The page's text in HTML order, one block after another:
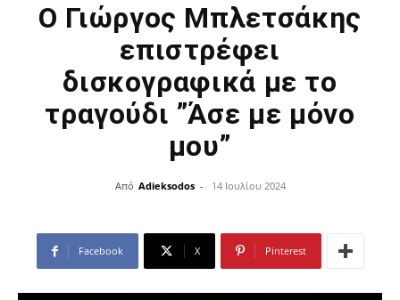
O Γιώργος Μπλετσάκης
επιστρέφει
δισκογραφικά με το
τραγούδι ”Άσε με μόνο
μου”
Από Adieksodos - 14 Ιουλίου 2024
Facebook X Pinterest